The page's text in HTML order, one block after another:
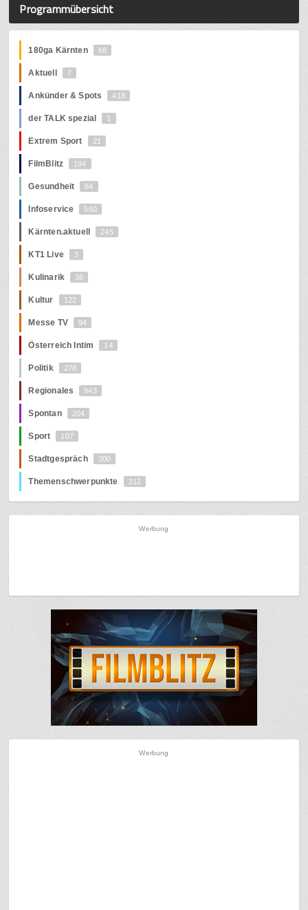
Programmübersicht
180ga Kärnten 68
Aktuell 7
Ankünder & Spots 418
der TALK spezial 1
Extrem Sport 21
FilmBlitz 194
Gesundheit 64
Infoservice 560
Kärnten.aktuell 245
KT1 Live 3
Kulinarik 36
Kultur 122
Messe TV 94
Österreich Intim 14
Politik 278
Regionales 943
Spontan 204
Sport 107
Stadtgespräch 300
Themenschwerpunkte 212
Werbung
Werbung